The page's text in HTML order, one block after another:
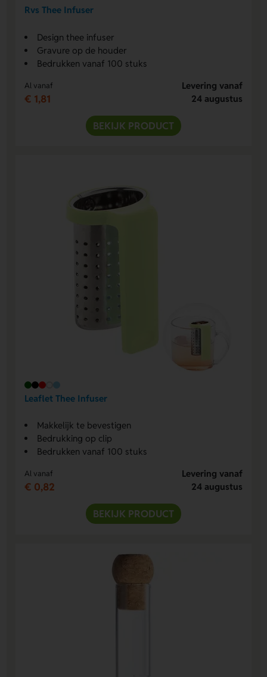
Rvs Thee Infuser
Design thee infuser
Gravure op de houder
Bedrukken vanaf 100 stuks
Al vanaf
€ 1,81
Levering vanaf
24 augustus
BEKIJK PRODUCT
Leaflet Thee Infuser
Makkelijk te bevestigen
Bedrukking op clip
Bedrukken vanaf 100 stuks
Al vanaf
€ 0,82
Levering vanaf
24 augustus
BEKIJK PRODUCT